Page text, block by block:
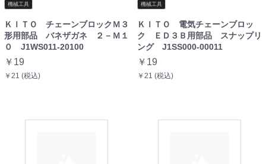
機械工具
ＫＩＴＯ チェーンブロックＭ３
形用部品 バネザガネ ２－Ｍ１
０ J1WS011-20100
￥19
￥21 (税込)
機械工具
ＫＩＴＯ 電気チェーンブロッ
ク ＥＤ３Ｂ用部品 スナップリ
ング J1SS000-00011
￥19
￥21 (税込)